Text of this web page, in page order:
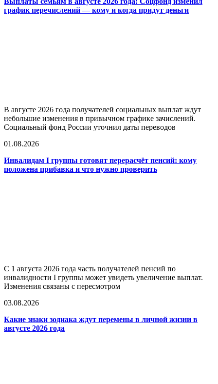
график перечислений — кому и когда придут деньги
В августе 2026 года получателей социальных выплат ждут
небольшие изменения в привычном графике зачислений.
Социальный фонд России уточнил даты переводов
01.08.2026
Инвалидам I группы готовят перерасчёт пенсий: кому
положена прибавка и что нужно проверить
С 1 августа 2026 года часть получателей пенсий по
инвалидности I группы может увидеть увеличение выплат.
Изменения связаны с пересмотром
03.08.2026
Какие знаки зодиака ждут перемены в личной жизни в
августе 2026 года